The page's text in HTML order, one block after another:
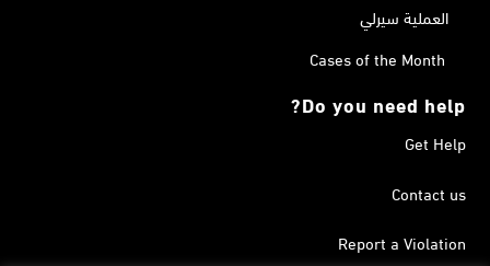
العملية سيرلي
Cases of the Month
Do you need help?
Get Help
Contact us
Report a Violation